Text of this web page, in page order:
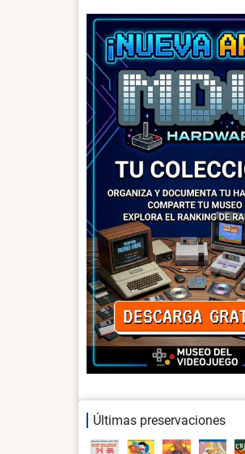
Últimas preservaciones